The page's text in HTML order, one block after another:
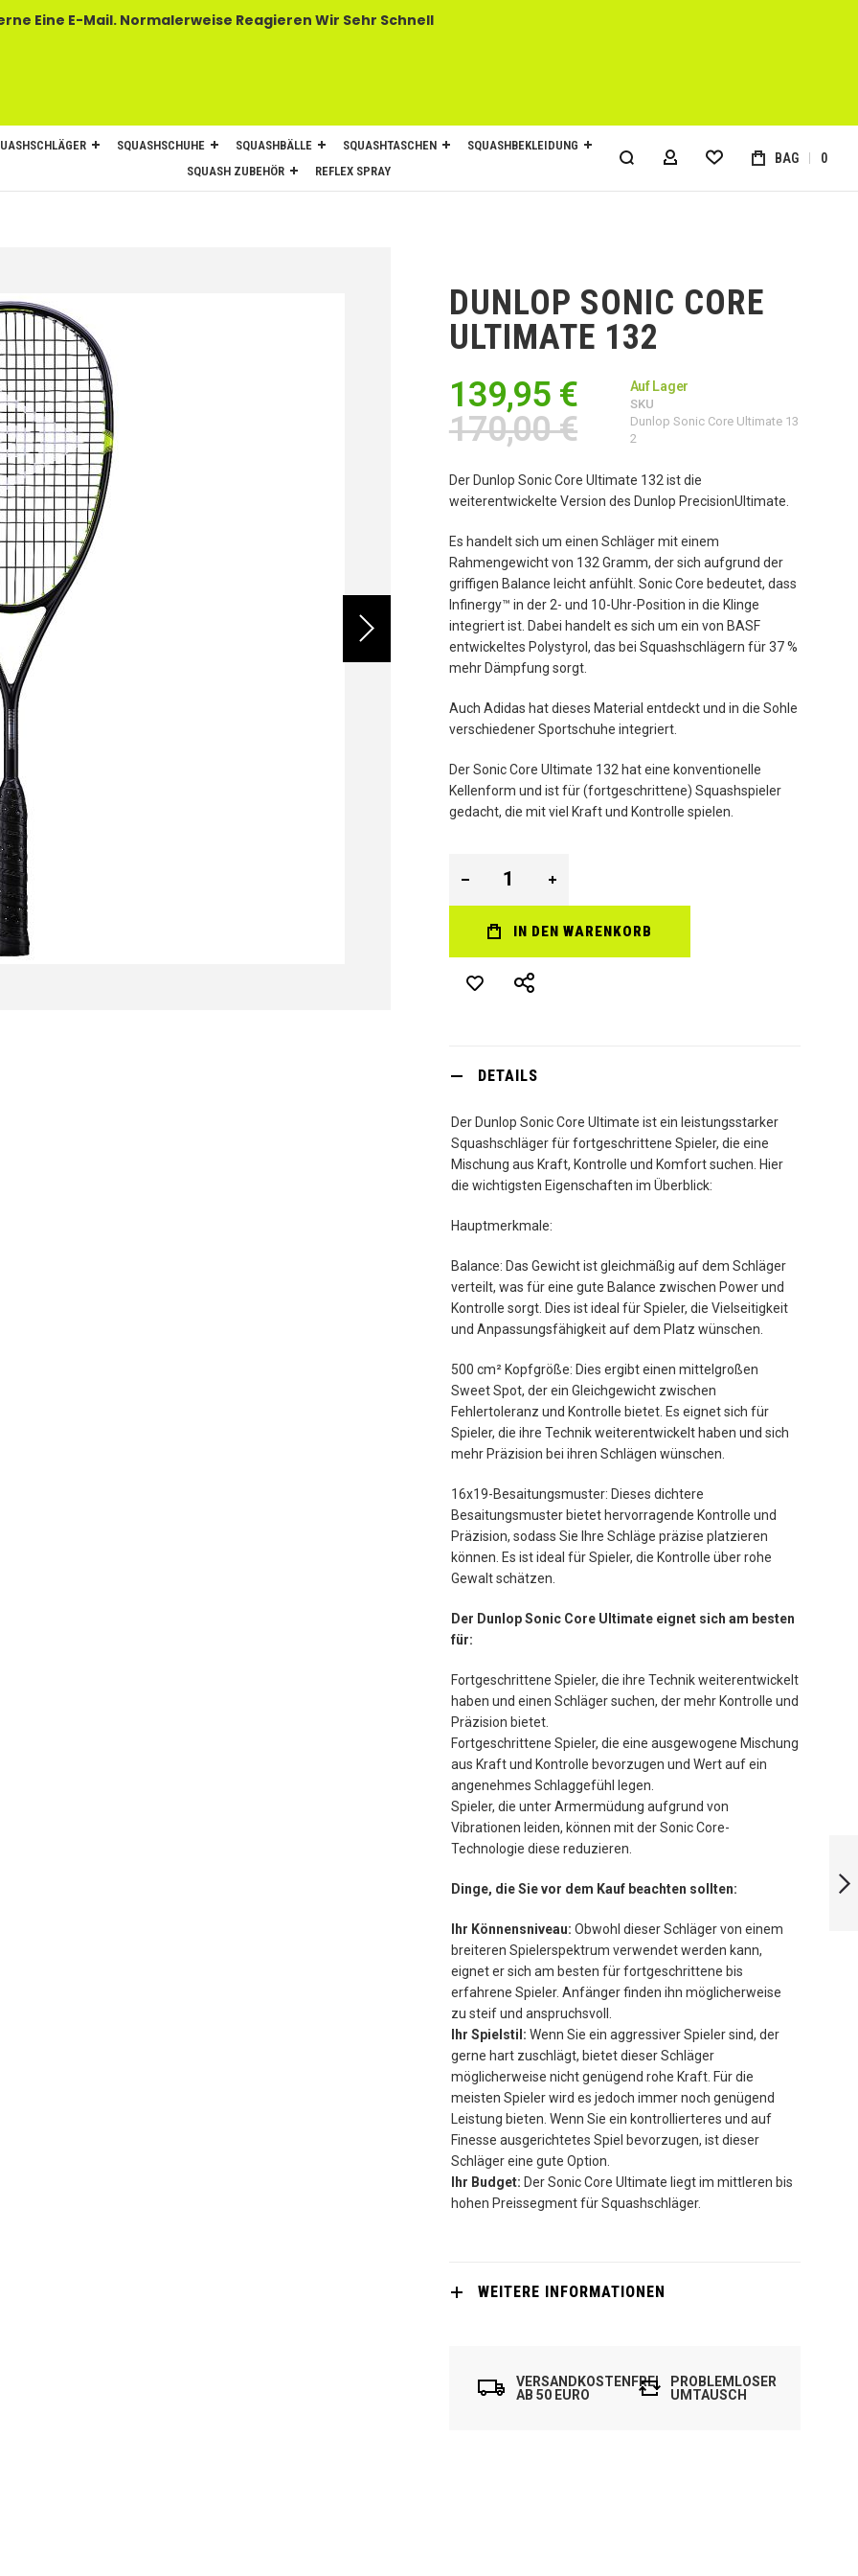
Mail. Normalerweise Reagieren Wir Sehr Schnell
SQUASHSCHUHE SQUASHBÄLLE SQUASHTASCHEN
SQUASHBEKLEIDUNG
SQUASH ZUBEHÖR
REFLEX SPRAY MY ACCOUNT BAG 0
WEITER
DUNLOP SONIC CORE
ULTIMATE 132
139,95 €
170,00 €
Auf Lager
SKU
Dunlop Sonic Core Ultimate 13
2
Der Dunlop Sonic Core Ultimate 132 ist die
weiterentwickelte Version des Dunlop PrecisionUltimate.
Es handelt sich um einen Schläger mit einem
Rahmengewicht von 132 Gramm, der sich aufgrund der
griffigen Balance leicht anfühlt. Sonic Core bedeutet, dass
Infinergy™ in der 2- und 10-Uhr-Position in die Klinge
integriert ist. Dabei handelt es sich um ein von BASF
entwickeltes Polystyrol, das bei Squashschlägern für 37 %
mehr Dämpfung sorgt.
Auch Adidas hat dieses Material entdeckt und in die Sohle
verschiedener Sportschuhe integriert.
Der Sonic Core Ultimate 132 hat eine konventionelle
Kellenform und ist für (fortgeschrittene) Squashspieler
gedacht, die mit viel Kraft und Kontrolle spielen.
IN DEN WARENKORB
DETAILS
Der Dunlop Sonic Core Ultimate ist ein leistungsstarker
Squashschläger für fortgeschrittene Spieler, die eine
Mischung aus Kraft, Kontrolle und Komfort suchen. Hier
die wichtigsten Eigenschaften im Überblick:
Hauptmerkmale:
Balance: Das Gewicht ist gleichmäßig auf dem Schläger
verteilt, was für eine gute Balance zwischen Power und
Kontrolle sorgt. Dies ist ideal für Spieler, die Vielseitigkeit
und Anpassungsfähigkeit auf dem Platz wünschen.
500 cm² Kopfgröße: Dies ergibt einen mittelgroßen
Sweet Spot, der ein Gleichgewicht zwischen
Fehlertoleranz und Kontrolle bietet. Es eignet sich für
Spieler, die ihre Technik weiterentwickelt haben und sich
mehr Präzision bei ihren Schlägen wünschen.
16x19-Besaitungsmuster: Dieses dichtere
Besaitungsmuster bietet hervorragende Kontrolle und
Präzision, sodass Sie Ihre Schläge präzise platzieren
können. Es ist ideal für Spieler, die Kontrolle über rohe
Gewalt schätzen.
Der Dunlop Sonic Core Ultimate eignet sich am besten
für:
Fortgeschrittene Spieler, die ihre Technik weiterentwickelt
haben und einen Schläger suchen, der mehr Kontrolle und
Präzision bietet.
Fortgeschrittene Spieler, die eine ausgewogene Mischung
aus Kraft und Kontrolle bevorzugen und Wert auf ein
angenehmes Schlaggefühl legen.
Spieler, die unter Armermüdung aufgrund von
Vibrationen leiden, können mit der Sonic Core-
Technologie diese reduzieren.
Dinge, die Sie vor dem Kauf beachten sollten:
Ihr Könnensniveau: Obwohl dieser Schläger von einem
breiteren Spielerspektrum verwendet werden kann,
eignet er sich am besten für fortgeschrittene bis
erfahrene Spieler. Anfänger finden ihn möglicherweise
zu steif und anspruchsvoll.
Ihr Spielstil: Wenn Sie ein aggressiver Spieler sind, der
gerne hart zuschlägt, bietet dieser Schläger
möglicherweise nicht genügend rohe Kraft. Für die
meisten Spieler wird es jedoch immer noch genügend
Leistung bieten. Wenn Sie ein kontrollierteres und auf
Finesse ausgerichtetes Spiel bevorzugen, ist dieser
Schläger eine gute Option.
Ihr Budget: Der Sonic Core Ultimate liegt im mittleren bis
hohen Preissegment für Squashschläger.
WEITERE INFORMATIONEN
VERSANDKOSTENFREI
AB 50 EURO
PROBLEMLOSER
UMTAUSCH